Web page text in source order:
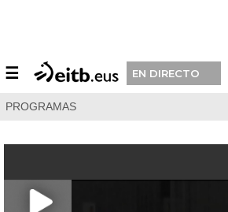
☰ EN DIRECTO
PROGRAMAS